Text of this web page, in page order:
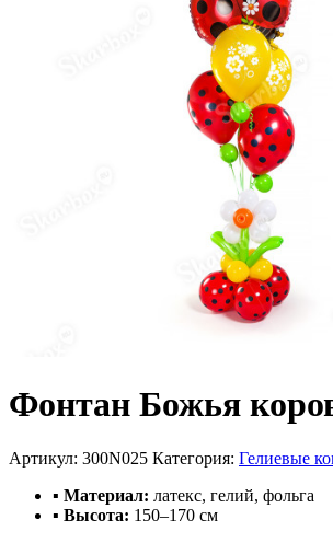
Фонтан Божья
Артикул: 300N025 Категория: Гелиевые
▪ Материал: латекс, гелий, фольга
▪ Высота: 150–170 см